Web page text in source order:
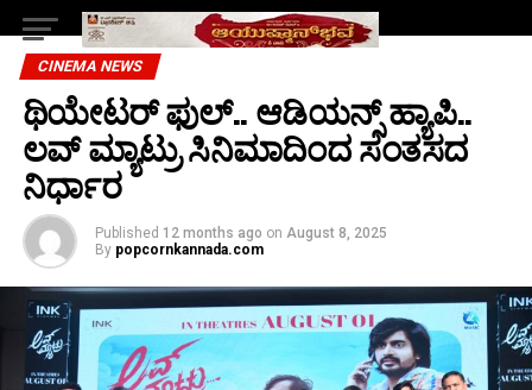
CINEMA NEWS
ಥಿಯೇಟರ್ ಫುಲ್.. ಆಡಿಯನ್ಸ್ ಹ್ಯಾಪಿ..
ಲವ್ ಮ್ಯಾಟ್ರು ಸಿನಿಮಾದಿಂದ ಸಂತಸದ
ನಿರ್ಧಾರ
Published 12 months ago on August 8, 2025
By popcornkannada.com